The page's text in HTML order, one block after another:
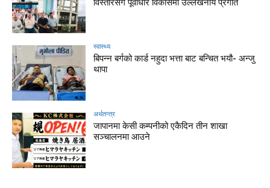
स्वास्थ्य
बिपन्न बर्गको कार्ड नहुदा भत्ता बाट बन्चित भयौ- अन्जु
थापा
अर्थतन्त्र
जापानमा केसी कम्पनीको एकैदिन तीन शाखा
सञ्चालनमा आउने